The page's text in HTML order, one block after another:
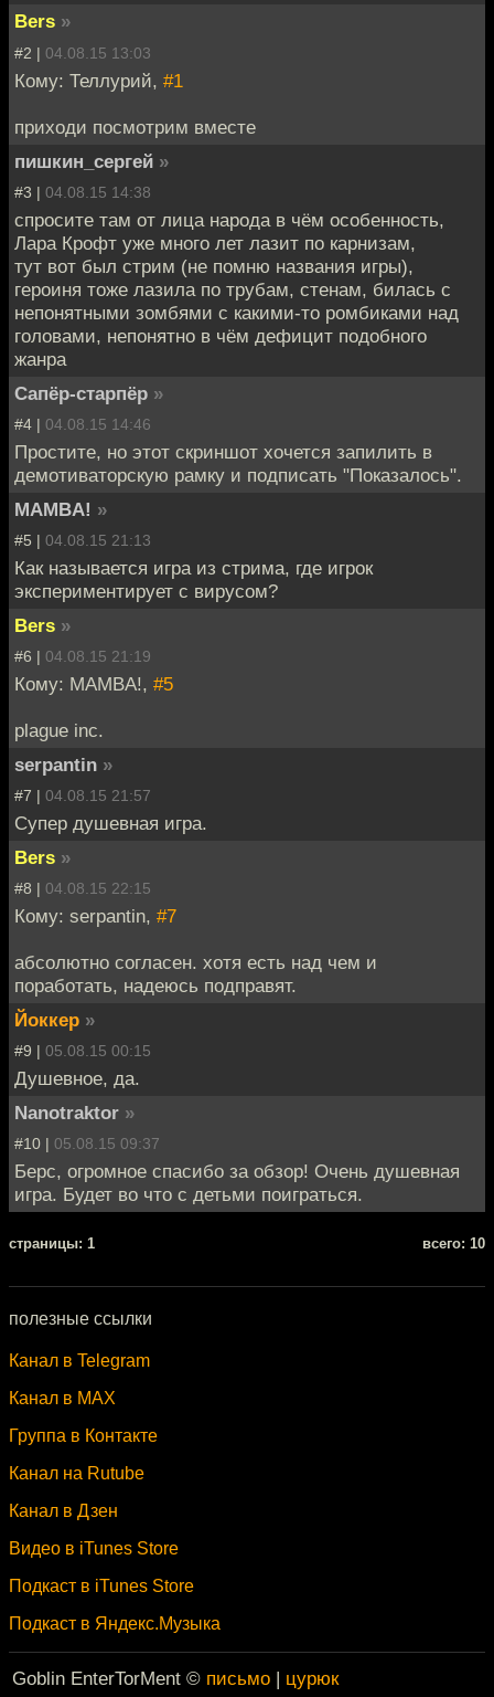
Bers »
#2 | 04.08.15 13:03
Кому: Теллурий, #1
приходи посмотрим вместе
пишкин_сергей »
#3 | 04.08.15 14:38
спросите там от лица народа в чём особенность,
Лара Крофт уже много лет лазит по карнизам,
тут вот был стрим (не помню названия игры),
героиня тоже лазила по трубам, стенам, билась с
непонятными зомбями с какими-то ромбиками над
головами, непонятно в чём дефицит подобного
жанра
Сапёр-старпёр »
#4 | 04.08.15 14:46
Простите, но этот скриншот хочется запилить в
демотиваторскую рамку и подписать "Показалось".
MAMBA! »
#5 | 04.08.15 21:13
Как называется игра из стрима, где игрок
экспериментирует с вирусом?
Bers »
#6 | 04.08.15 21:19
Кому: MAMBA!, #5
plague inc.
serpantin »
#7 | 04.08.15 21:57
Супер душевная игра.
Bers »
#8 | 04.08.15 22:15
Кому: serpantin, #7
абсолютно согласен. хотя есть над чем и
поработать, надеюсь подправят.
Йоккер »
#9 | 05.08.15 00:15
Душевное, да.
Nanotraktor »
#10 | 05.08.15 09:37
Берс, огромное спасибо за обзор! Очень душевная
игра. Будет во что с детьми поиграться.
cтраницы: 1 всего: 10
полезные ссылки
Канал в Telegram
Канал в MAX
Группа в Контакте
Канал на Rutube
Канал в Дзен
Видео в iTunes Store
Подкаст в iTunes Store
Подкаст в Яндекс.Музыка
Goblin EnterTorMent © письмо | цурюк